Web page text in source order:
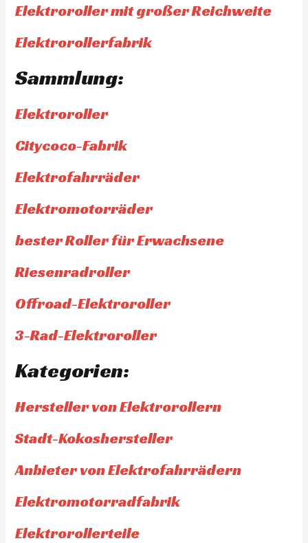
Elektroroller mit großer Reichweite
Elektrorollerfabrik
Sammlung:
Elektroroller
Citycoco-Fabrik
Elektrofahrräder
Elektromotorräder
bester Roller für Erwachsene
Riesenradroller
Offroad-Elektroroller
3-Rad-Elektroroller
Kategorien:
Hersteller von Elektrorollern
Stadt-Kokoshersteller
Anbieter von Elektrofahrrädern
Elektromotorradfabrik
Elektrorollerteile